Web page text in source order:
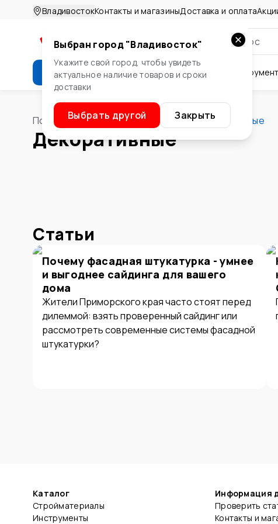
ВладивостокКонтакты и магазиныДоставка и оплата
Каталог Стройматериалы
Выбран город "Владивосток"
Укажите свой город, чтобы увидеть
актуальное наличие товаров и сроки
доставки
Выбрать другой Закрыть
Помощник/Стены и потолок Обои/Декоративные
Декоративные
Статьи
Почему фасадная штукатурка - умнее
и выгоднее сайдинга для вашего
дома
Жители Приморского края часто стоят перед
дилеммой: взять проверенный сайдинг или
рассмотреть современные системы фасадной
штукатурки?
Каталог
Стройматериалы
Инструменты
Информация
Проверить
Контакты и